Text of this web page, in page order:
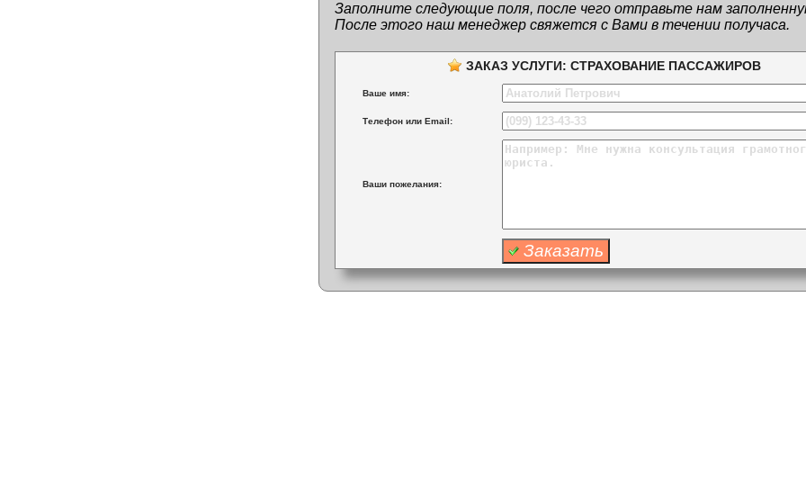
Заполните следующие поля, после чего отправьте нам
После этого наш менеджер свяжется с Вами в течении получаса.
ЗАКАЗ УСЛУГИ: СТРАХОВАНИЕ ПАССАЖИРОВ
Ваше имя:
Телефон или Email:
Ваши пожелания: